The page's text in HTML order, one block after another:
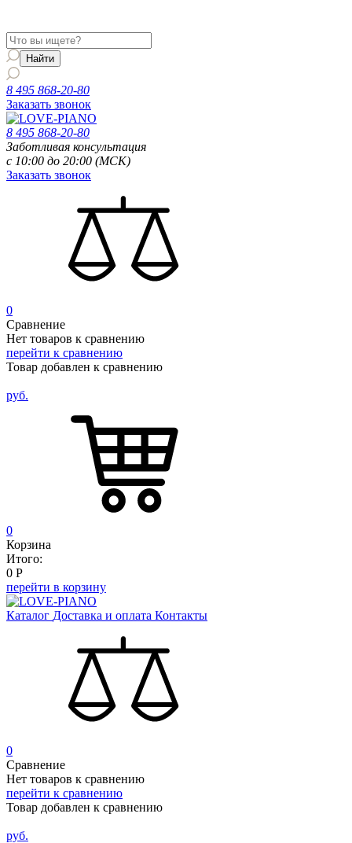
8 495 868-20-80
Заказать звонок
8 495 868-20-80
Заботливая консультация
с 10:00 до 20:00 (МСК)
Заказать звонок
0
Сравнение
Нет товаров к сравнению
перейти к сравнению
Товар добавлен к сравнению
руб.
0
Корзина
Итого:
0 Р
перейти в корзину
Каталог Доставка и оплата Контакты
0
Сравнение
Нет товаров к сравнению
перейти к сравнению
Товар добавлен к сравнению
руб.